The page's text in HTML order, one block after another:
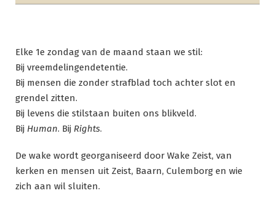
Elke 1e zondag van de maand staan we stil:
Bij vreemdelingendetentie.
Bij mensen die zonder strafblad toch achter slot en
grendel zitten.
Bij levens die stilstaan buiten ons blikveld.
Bij Human. Bij Rights.
De wake wordt georganiseerd door Wake Zeist, van
kerken en mensen uit Zeist, Baarn, Culemborg en wie
zich aan wil sluiten.